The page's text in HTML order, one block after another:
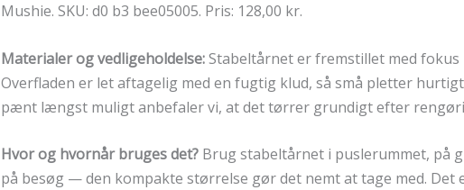
Mushie. SKU: d0 b3 bee05005. Pris: 128,00 kr.
Materialer og vedligeholdelse:Stabeltårnet er fremstillet med
Overfladen er let aftagelig med en fugtig klud, så små pletter
pænt længst muligt anbefaler vi, at det tørrer grundigt efter
Hvor og hvornår bruges det? Brug stabeltårnet i puslerummet, på
på besøg — den kompakte størrelse gør det nemt at tage med.